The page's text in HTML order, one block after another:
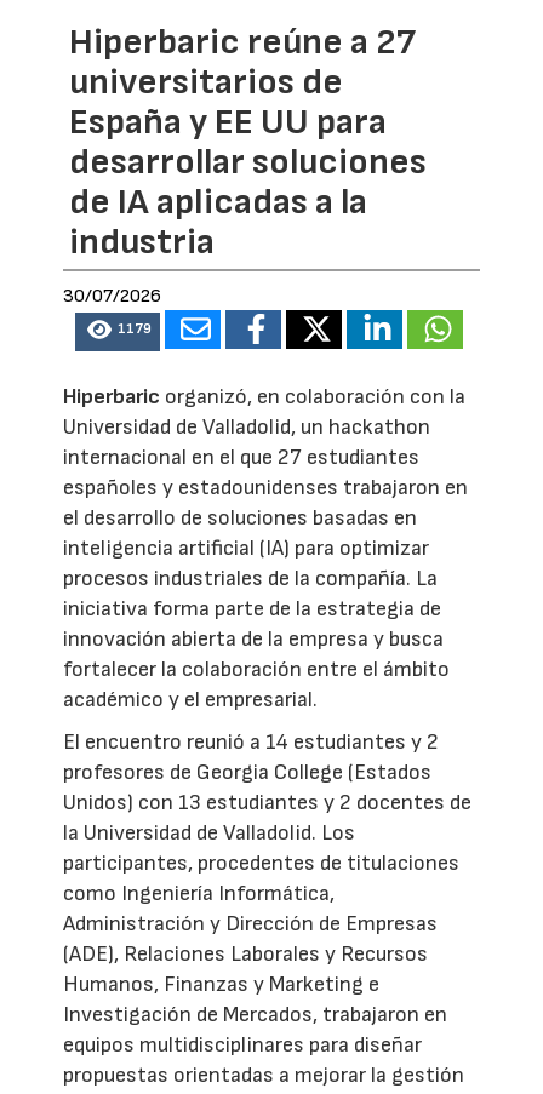
Hiperbaric reúne a 27
universitarios de
España y EE UU para
desarrollar soluciones
de IA aplicadas a la
industria
30/07/2026
1179
Hiperbaric organizó, en colaboración con la
Universidad de Valladolid, un hackathon
internacional en el que 27 estudiantes
españoles y estadounidenses trabajaron en
el desarrollo de soluciones basadas en
inteligencia artificial (IA) para optimizar
procesos industriales de la compañía. La
iniciativa forma parte de la estrategia de
innovación abierta de la empresa y busca
fortalecer la colaboración entre el ámbito
académico y el empresarial.
El encuentro reunió a 14 estudiantes y 2
profesores de Georgia College (Estados
Unidos) con 13 estudiantes y 2 docentes de
la Universidad de Valladolid. Los
participantes, procedentes de titulaciones
como Ingeniería Informática,
Administración y Dirección de Empresas
(ADE), Relaciones Laborales y Recursos
Humanos, Finanzas y Marketing e
Investigación de Mercados, trabajaron en
equipos multidisciplinares para diseñar
propuestas orientadas a mejorar la gestión